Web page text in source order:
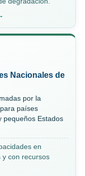
Nacionales de
por la
países
pequeños Estados
en
y con recursos